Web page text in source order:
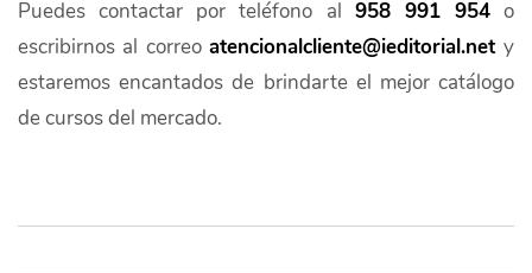
Puedes contactar por teléfono al 958 991 954o
escribirnos al correo atencionalcliente@ieditorial.net y
estaremos encantados de brindarte el mejor catálogo
de cursos del mercado.